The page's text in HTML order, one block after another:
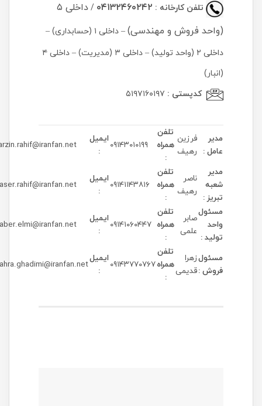
تلفن کارخانه : ۰۴۱۳۲۴۶۰۲۴۲ /
داخلی ۵
(واحد فروش و مهندسی)
– داخلی ۱ (حسابداری) –
داخلی ۲ (واحد تولید) – داخلی ۳ (مدیریت) – داخلی ۴
(انبار)
کدپستی :
مدیر
عامل :
فرزین
رهیف
تلفن
همراه
:
۰۹۱۴۳۰۱۰۱۹۹
ایمیل
:
مدیر
شعبه
تبریز :
ناصر
رهیف
تلفن
همراه
:
۰۹۱۴۱۱۴۳۸۱۶
ایمیل
:
مسئول
واحد
تولید :
صابر
علمی
تلفن
همراه
:
۰۹۱۴۱۰۶۰۴۴۷
ایمیل
:
مسئول
فروش :
زهرا
قدیمی
تلفن
همراه
:
۰۹۱۴۳۷۷۰۷۶۷
ایمیل
: